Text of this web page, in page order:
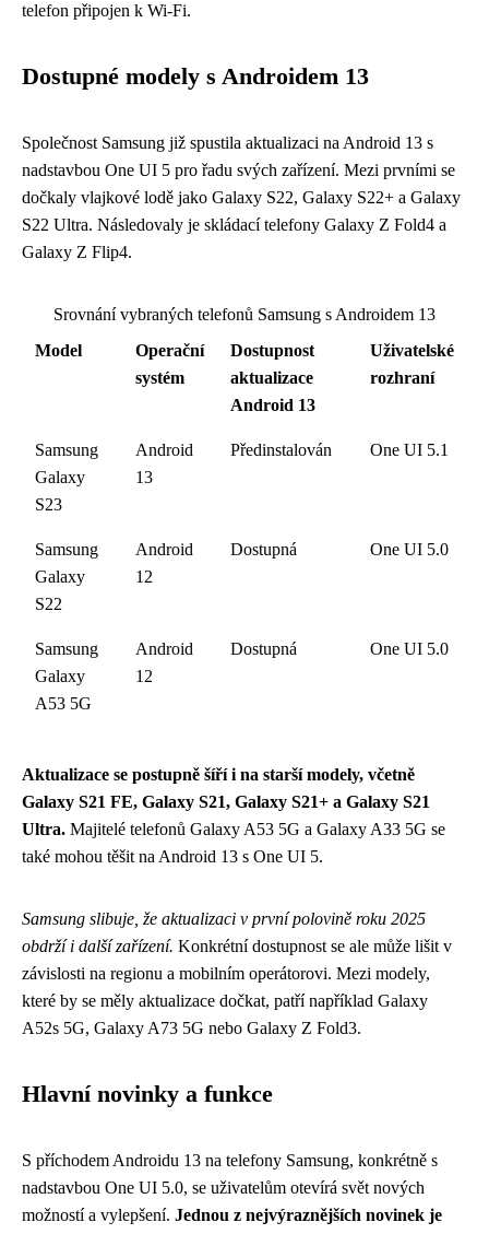
telefon připojen k Wi-Fi.
Dostupné modely s Androidem 13
Společnost Samsung již spustila aktualizaci na Android 13 s
nadstavbou One UI 5 pro řadu svých zařízení. Mezi prvními se
dočkaly vlajkové lodě jako Galaxy S22, Galaxy S22+ a Galaxy
S22 Ultra. Následovaly je skládací telefony Galaxy Z Fold4 a
Galaxy Z Flip4.
Srovnání vybraných telefonů Samsung s Androidem 13
Model
Operační
systém
Dostupnost
aktualizace
Android 13
Uživatelské
rozhraní
Samsung
Galaxy
S23
Android
13
Předinstalován One UI 5.1
Samsung
Galaxy
S22
Android
12
Dostupná One UI 5.0
Samsung
Galaxy
A53 5G
Android
12
Dostupná One UI 5.0
Aktualizace se postupně šíří i na starší modely, včetně
Galaxy S21 FE, Galaxy S21, Galaxy S21+ a Galaxy S21
Ultra. Majitelé telefonů Galaxy A53 5G a Galaxy A33 5G se
také mohou těšit na Android 13 s One UI 5.
Samsung slibuje, že aktualizaci v první polovině roku 2025
obdrží i další zařízení. Konkrétní dostupnost se ale může lišit v
závislosti na regionu a mobilním operátorovi. Mezi modely,
které by se měly aktualizace dočkat, patří například Galaxy
A52s 5G, Galaxy A73 5G nebo Galaxy Z Fold3.
Hlavní novinky a funkce
S příchodem Androidu 13 na telefony Samsung, konkrétně s
nadstavbou One UI 5.0, se uživatelům otevírá svět nových
možností a vylepšení. Jednou z nejvýraznějších novinek je